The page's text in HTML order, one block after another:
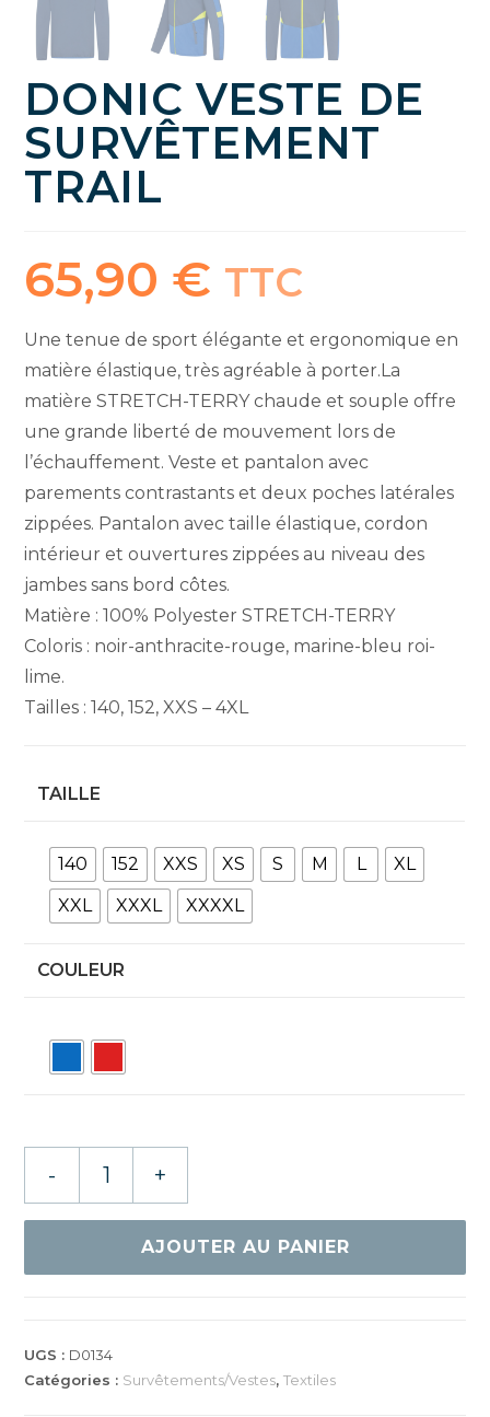
DONIC VESTE DE
SURVÊTEMENT
TRAIL
65,90 € TTC
Une tenue de sport élégante et ergonomique en
matière élastique, très agréable à porter.La
matière STRETCH-TERRY chaude et souple offre
une grande liberté de mouvement lors de
l’échauffement. Veste et pantalon avec
parements contrastants et deux poches latérales
zippées. Pantalon avec taille élastique, cordon
intérieur et ouvertures zippées au niveau des
jambes sans bord côtes.
Matière : 100% Polyester STRETCH-TERRY
Coloris : noir-anthracite-rouge, marine-bleu roi-
lime.
Tailles : 140, 152, XXS – 4XL
TAILLE
140 152 XXS XS S M L
XL
XXL
XXXL XXXXL
COULEUR
- +
AJOUTER AU PANIER
UGS : D0134
Catégories : Survêtements/Vestes,Textiles